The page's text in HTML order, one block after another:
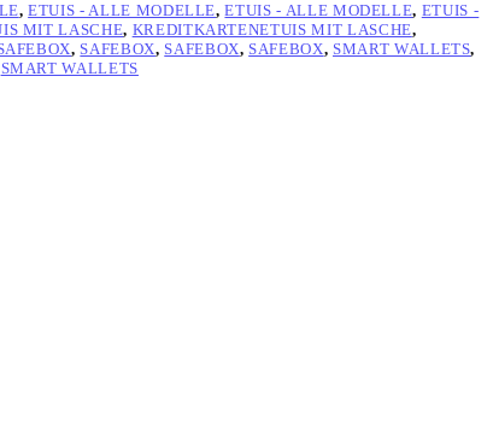
,ETUIS - ALLE MODELLE,ETUIS - ALLE MODELLE, ETUIS -
MIT LASCHE, KREDITKARTENETUIS MIT LASCHE,
, SAFEBOX, SAFEBOX, SAFEBOX, SMART WALLETS,
SMART WALLETS